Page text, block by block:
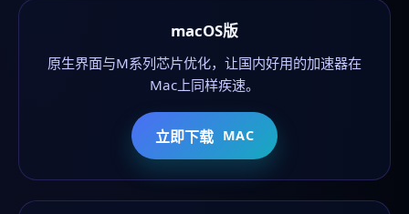
macOS版
原生界面与M系列芯片优化，让国内好用的加速器在
Mac上同样疾速。
立即下载 MAC